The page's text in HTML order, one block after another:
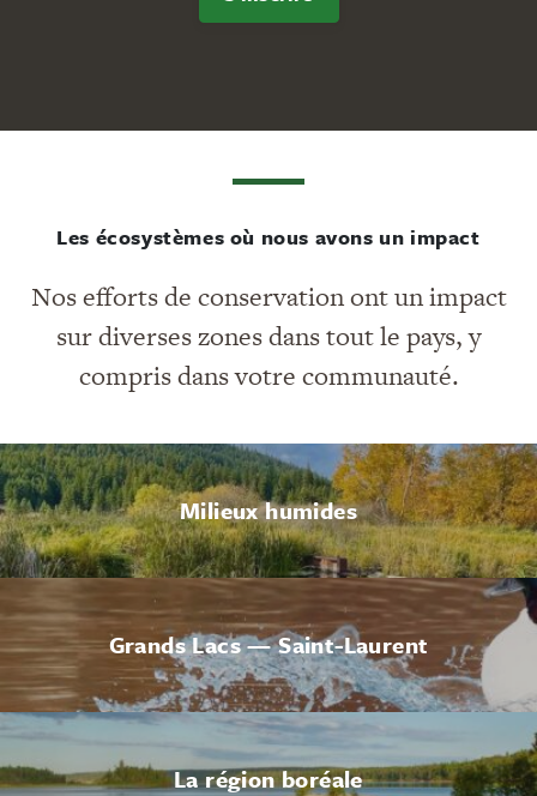
Les écosystèmes où nous avons un impact
Nos efforts de conservation ont un impact
sur diverses zones dans tout le pays, y
compris dans votre communauté.
Milieux humides
Grands Lacs — Saint-Laurent
La région boréale